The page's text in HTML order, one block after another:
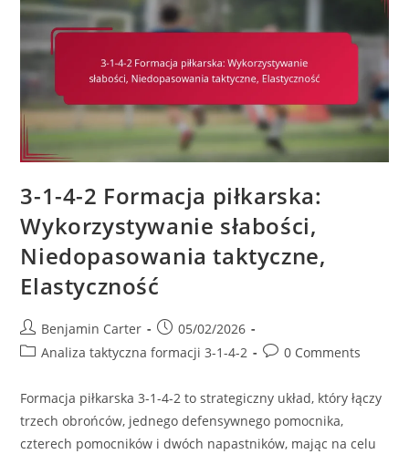
Osłona
Defensywna,
Wizja
3-1-4-2 Formacja piłkarska:
Wykorzystywanie słabości,
Niedopasowania taktyczne,
Elastyczność
Post
author:
Benjamin Carter
Post
published:
05/02/2026
PostAnaliza taktyczna formacji 3-1-4-2
Post0 Comments
Formacja piłkarska 3-1-4-2 to strategiczny układ, który łączy
trzech obrońców, jednego defensywnego pomocnika,
czterech pomocników i dwóch napastników, mając na celu